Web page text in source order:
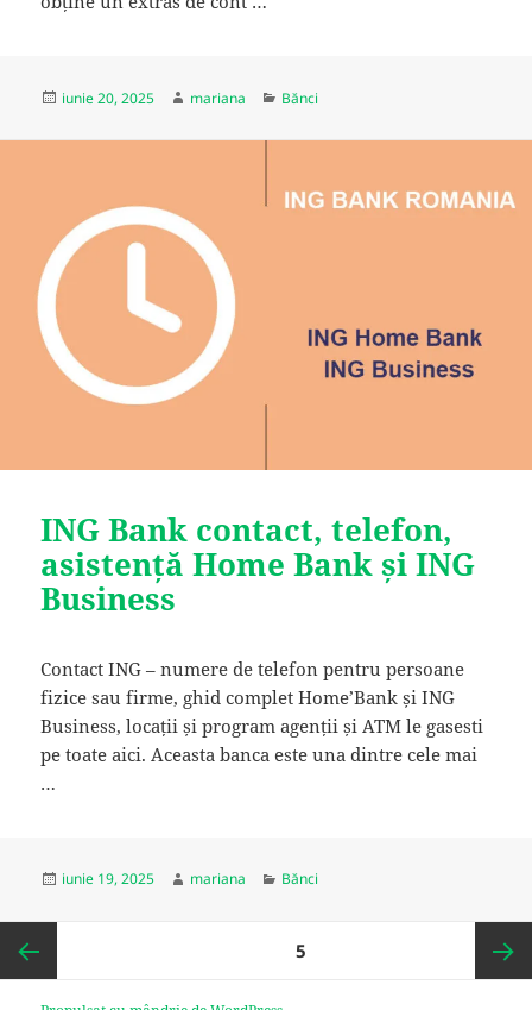
Publicat
pe
iunie 20, 2025 Autor
mariana Categorii
Bănci
ING Bank contact, telefon,
asistență Home Bank și ING
Business
Contact ING – numere de telefon pentru persoane
fizice sau firme, ghid complet Home’Bank și ING
Business, locații și program agenții și ATM le gasesti
pe toate aici. Aceasta banca este una dintre cele mai
…
Publicat
iunie 19, 2025 Autor
mariana Categorii
Bănci
articole
PAGINĂ5